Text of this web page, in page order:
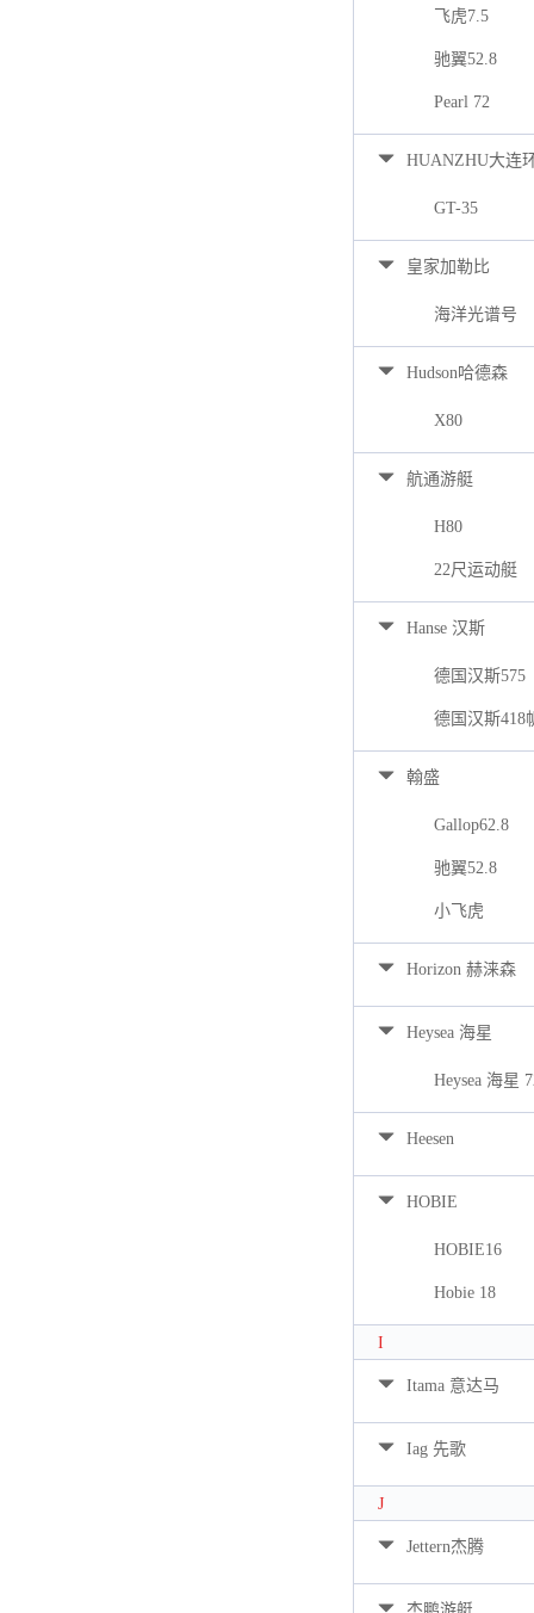
飞虎7.5
驰翼52.8
Pearl 72
HUANZHU大连
GT-35
皇家加勒比
海洋光谱号
Hudson哈德森
X80
航通游艇
H80
22尺运动艇
Hanse 汉斯
德国汉斯575
德国汉斯418
翰盛
Gallop62.8
驰翼52.8
小飞虎
Horizon 赫涞森
Heysea 海星
Heysea 海星
Heesen
HOBIE
HOBIE16
Hobie 18
I
Itama 意达马
Iag 先歌
J
Jettern杰腾